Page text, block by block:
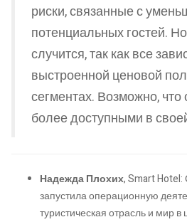
риски, связанные с
потенциальных гостей.
случится, так как все
выстроенной ценовой
сегментах. Возможно, что
более доступными в
Надежда Плохих, Smart Hotel:
запустила операционную
туристическая отрасль и мир в